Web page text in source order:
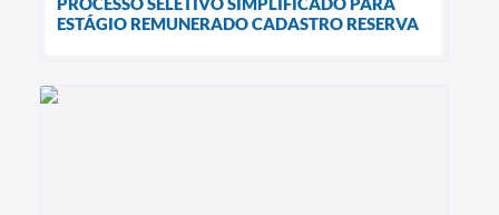
ESTÁGIO REMUNERADO CADASTRO RESERVA